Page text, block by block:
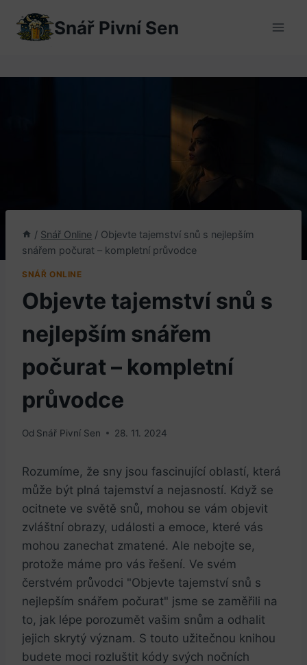
obsah
Snář Pivní Sen
/ Snář Online / Objevte tajemství snů s nejlepším
snářem počurat – kompletní průvodce
SNÁŘ ONLINE
Objevte tajemství snů s
nejlepším snářem
počurat – kompletní
průvodce
Od Snář Pivní Sen 28. 11. 2024
Rozumíme, že sny jsou fascinující oblastí, která
může být plná tajemství a nejasností. Když se
ocitnete ve světě snů, mohou se vám objevit
zvláštní obrazy, události a emoce, které vás
mohou zanechat zmatené. Ale nebojte se,
protože máme pro vás řešení. Ve svém
čerstvém průvodci "Objevte tajemství snů s
nejlepším snářem počurat" jsme se zaměřili na
to, jak lépe porozumět vašim snům a odhalit
jejich skrytý význam. S touto užitečnou knihou
budete moci rozluštit kódy svých nočních